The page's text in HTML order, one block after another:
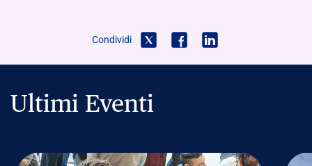
Condividi
Ultimi Eventi